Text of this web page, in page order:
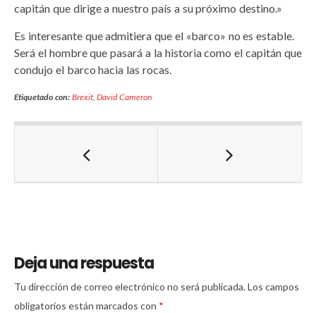
capitán que dirige a nuestro país a su próximo destino.»
Es interesante que admitiera que el «barco» no es estable.
Será el hombre que pasará a la historia como el capitán que
condujo el barco hacia las rocas.
Etiquetado con: Brexit,David Cameron
Deja una respuesta
Tu dirección de correo electrónico no será publicada.Los campos
obligatorios están marcados con *